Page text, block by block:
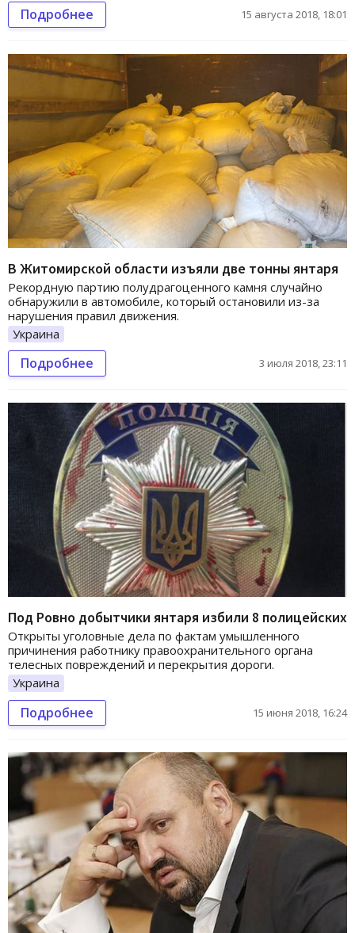
Подробнее 15 августа 2018, 18:01
В Житомирской области изъяли две тонны янтаря
Рекордную партию полудрагоценного камня случайно
обнаружили в автомобиле, который остановили из-за
нарушения правил движения.
Украина
Подробнее 3 июля 2018, 23:11
Под Ровно добытчики янтаря избили 8 полицейских
Открыты уголовные дела по фактам умышленного
причинения работнику правоохранительного органа
телесных повреждений и перекрытия дороги.
Украина
Подробнее 15 июня 2018, 16:24